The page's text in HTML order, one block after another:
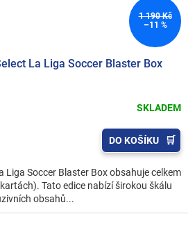
1 190 Kč
–11 %
La Liga Soccer Blaster Box
SKLADEM
DO KOŠÍKU
Liga Soccer Blaster Box obsahuje celkem
Tato edice nabízí širokou škálu
obsahů...